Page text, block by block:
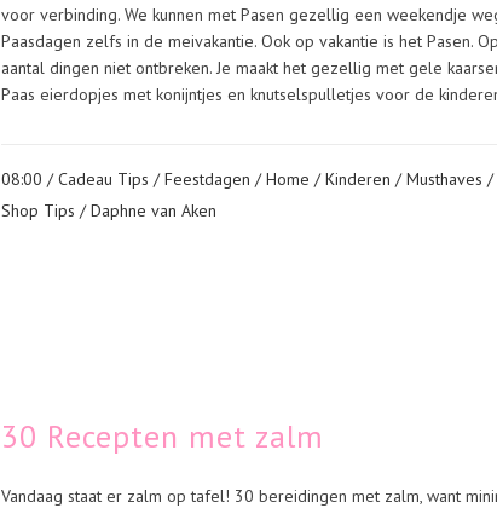
voor verbinding. We kunnen met Pasen gezellig een weekendje
Paasdagen zelfs in de meivakantie. Ook op vakantie is het Pasen.
aantal dingen niet ontbreken. Je maakt het gezellig met gele
Paas eierdopjes met konijntjes en knutselspulletjes voor de
08:00 /Cadeau Tips /Feestdagen /Home /Kinderen /Musthaves /
Shop Tips / Daphne van Aken
30 Recepten met zalm
Vandaag staat er zalm op tafel! 30 bereidingen met zalm, want